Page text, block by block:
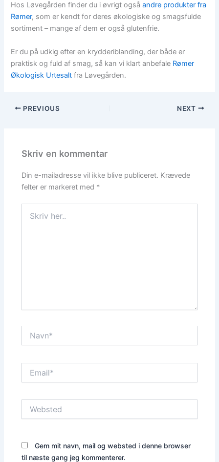
Hos Løvegården finder du i øvrigt ogsåandre produkter fra
Rømer, som er kendt for deres økologiske og smagsfulde
sortiment – mange af dem er også glutenfrie.
Er du på udkig efter en krydderiblanding, der både er
praktisk og fuld af smag, så kan vi klart anbefale Rømer
Økologisk Urtesalt fra Løvegården.
PREVIOUS NEXT
Skriv en kommentar
Din e-mailadresse vil ikke blive publiceret. Krævede
felter er markeret med *
her..
Gem mit navn, mail og websted i denne browser
til næste gang jeg kommenterer.